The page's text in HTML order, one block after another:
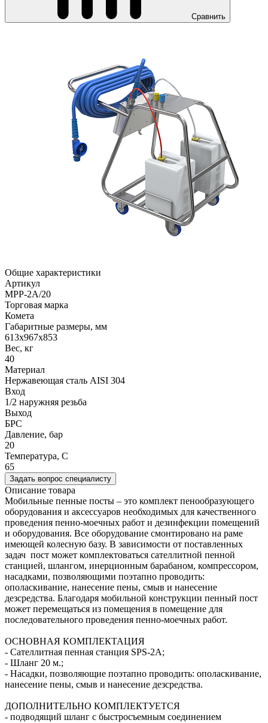
Сравнить
Общие характеристики
Артикул
MPP-2A/20
Торговая марка
Комета
Габаритные размеры, мм
613х967х853
Вес, кг
40
Материал
Нержавеющая сталь AISI 304
Вход
1/2 наружняя резьба
Выход
БРС
Давление, бар
20
Температура, C
65
Задать вопрос специалисту
Описание товара
Мобильные пенные посты – это комплект пенообразующего
оборудования и аксессуаров необходимых для качественного
проведения пенно-моечных работ и дезинфекции помещений
и оборудования. Все оборудование смонтировано на раме
имеющей колесную базу. В зависимости от поставленных
задач пост может комплектоваться сателлитной пенной
станцией, шлангом, инерционным барабаном, компрессором,
насадками, позволяющими поэтапно проводить:
ополаскивание, нанесение пены, смыв и нанесение
дезсредства. Благодаря мобильной конструкции пенный пост
может перемещаться из помещения в помещение для
последовательного проведения пенно-моечных работ.
ОСНОВНАЯ КОМПЛЕКТАЦИЯ
- Cателлитная пенная станция SPS-2A;
- Шланг 20 м.;
- Насадки, позволяющие поэтапно проводить: ополаскивание,
нанесение пены, смыв и нанесение дезсредства.
ДОПОЛНИТЕЛЬНО КОМПЛЕКТУЕТСЯ
- подводящий шланг с быстросъемным соединением